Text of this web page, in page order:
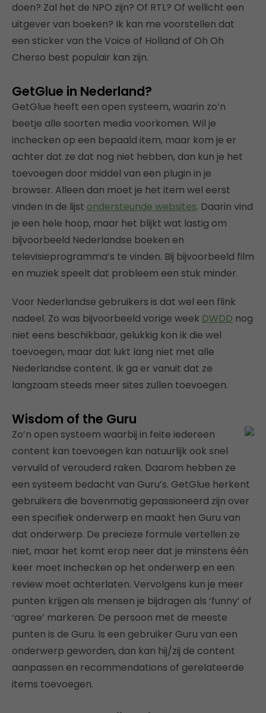
doen? Zal het de NPO zijn? Of RTL? Of wellicht een
uitgever van boeken? Ik kan me voorstellen dat
een sticker van the Voice of Holland of Oh Oh
Cherso best populair kan zijn.
GetGlue in Nederland?
GetGlue heeft een open systeem, waarin zo’n
beetje alle soorten media voorkomen. Wil je
inchecken op een bepaald item, maar kom je er
achter dat ze dat nog niet hebben, dan kun je het
toevoegen door middel van een plugin in je
browser. Alleen dan moet je het item wel eerst
vinden in de lijst ondersteunde websites. Daarin vind
je een hele hoop, maar het blijkt wat lastig om
bijvoorbeeld Nederlandse boeken en
televisieprogramma’s te vinden. Bij bijvoorbeeld film
en muziek speelt dat probleem een stuk minder.
Voor Nederlandse gebruikers is dat wel een flink
nadeel. Zo was bijvoorbeeld vorige week DWDD nog
niet eens beschikbaar, gelukkig kon ik die wel
toevoegen, maar dat lukt lang niet met alle
Nederlandse content. Ik ga er vanuit dat ze
langzaam steeds meer sites zullen toevoegen.
Wisdom of the Guru
Zo’n open systeem waarbij in feite iedereen
content kan toevoegen kan natuurlijk ook snel
vervuild of verouderd raken. Daarom hebben ze
een systeem bedacht van Guru’s. GetGlue herkent
gebruikers die bovenmatig gepassioneerd zijn over
een specifiek onderwerp en maakt hen Guru van
dat onderwerp. De precieze formule vertellen ze
niet, maar het komt erop neer dat je minstens één
keer moet inchecken op het onderwerp en een
review moet achterlaten. Vervolgens kun je meer
punten krijgen als mensen je bijdragen als ‘funny’ of
‘agree’ markeren. De persoon met de meeste
punten is de Guru. Is een gebruiker Guru van een
onderwerp geworden, dan kan hij/zij de content
aanpassen en recommendations of gerelateerde
items toevoegen.